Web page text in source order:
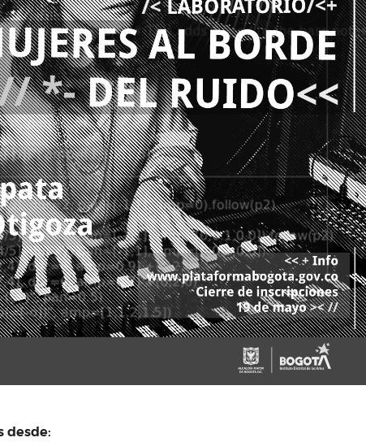
desde: